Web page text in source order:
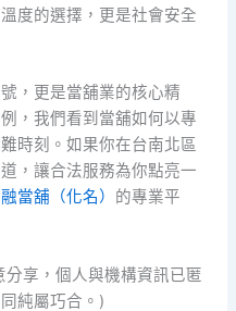
度的選擇，更是社會安全
，更是當舖業的核心精
，我們看到當舖如何以專
時刻。如果你在台南北區
，讓合法服務為你點亮一
當舖（化名） 的專業平
享，個人與機構資訊已匿
純屬巧合。)